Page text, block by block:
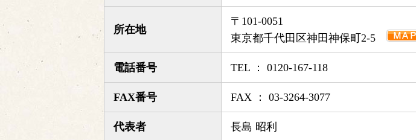
所在地
〒101-0051
東京都千代田区神田神保町2-5
電話番号 TEL ： 0120-167-118
FAX番号 FAX ： 03-3264-3077
代表者 長島 昭利